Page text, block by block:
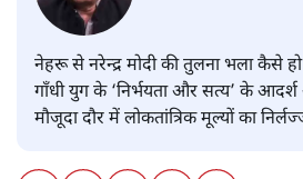
नेहरू से नरेन्द्र मोदी की तुलना भला कैसे
गाँधी युग के ‘निर्भयता और सत्य’ के
मौजूदा दौर में लोकतांत्रिक मूल्यों का